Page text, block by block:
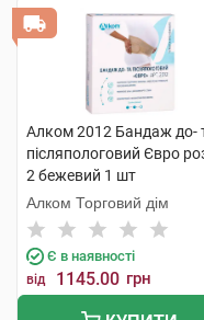
Алком 2012 Бандаж до-
післяпологовий Євро
2 бежевий 1 шт
Алком Торговий дім
Є в наявності
від 1145.00 грн